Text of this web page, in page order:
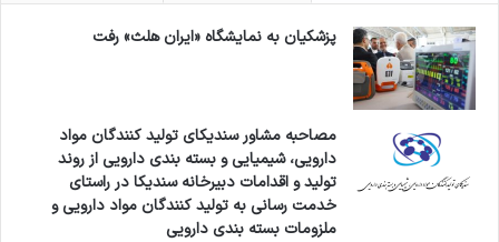
پزشکیان به نمایشگاه «ایران هلث» رفت
مصاحبه مشاور سندیکای تولید کنندگان مواد
دارویی، شیمیایی و بسته بندی دارویی از روند
تولید و اقدامات دبیرخانه سندیکا در راستای
خدمت رسانی به تولید کنندگان مواد دارویی و
ملزومات بسته بندی دارویی